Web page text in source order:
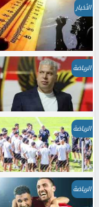
الأخبار
الرياضة
الرياضة
الرياضة